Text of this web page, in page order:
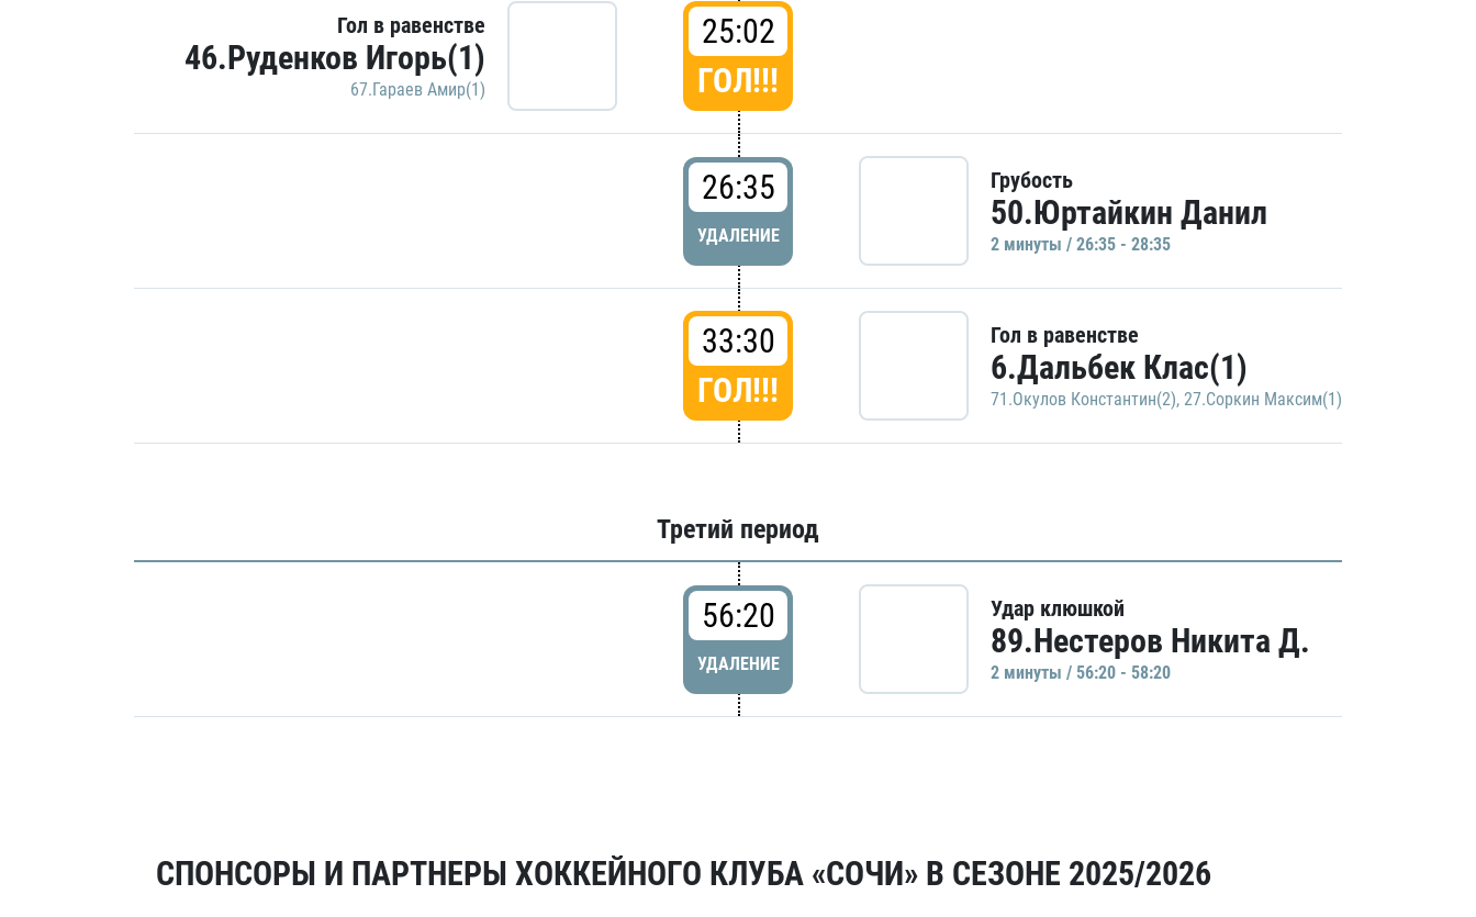
Гол в равенстве
46.Руденков Игорь(1)
67.Гараев Амир(1)
25:02
ГОЛ!!!
26:35
УДАЛЕНИЕ
Грубость
50.Юртайкин Данил
2 минуты / 26:35 - 28:35
33:30
ГОЛ!!!
Гол в равенстве
6.Дальбек Клас(1)
71.Окулов Константин(2), 27.Соркин Максим(1)
Третий период
56:20
УДАЛЕНИЕ
Удар клюшкой
89.Нестеров Никита Д.
2 минуты / 56:20 - 58:20
СПОНСОРЫ И ПАРТНЕРЫ ХОККЕЙНОГО КЛУБА «СОЧИ» В СЕЗОНЕ 2025/2026